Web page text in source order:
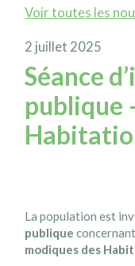
Voir toutes les
2 juillet 2025
Séance
publique
La population est
publique
modiques des